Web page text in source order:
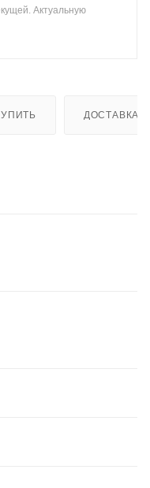
Актуальную
ДОСТАВКА